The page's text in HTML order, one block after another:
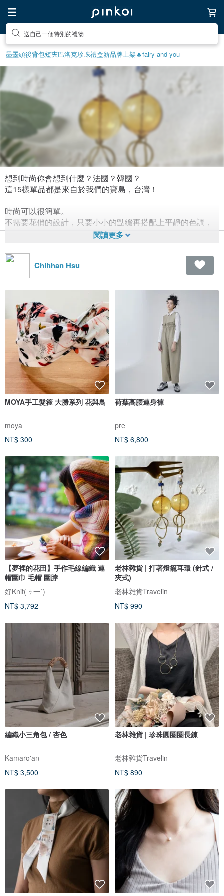
送自己一個特別的禮物
墨墨頭後背包短夾巴洛克珍珠禮盒新品牌上架🔥fairy and you
[MIT] 不費力的優雅_Fashion is
Being Yourself.
889 0
想到時尚你會想到什麼？法國？韓國？
這15樣單品都是來自於我們的寶島，台灣！
時尚可以很簡單。
不需要花俏的設計，只要小小的點綴再搭配上平靜的色調，
也能擁有專屬於你的穿搭力。
在這座寶島上，有很多默默閃耀著的新創品牌。
品牌的背後都蘊藏著耐人尋味的故事。
在發想idea的同時，也不忘兼顧環保概念。
在新的一年裡讓我們一起認識發掘更多來自MIT的驕傲吧！
Chihhan Hsu
MOYA手工髮箍 大勝系列 花與鳥
moya
NT$ 300
荷葉高腰連身褲
pre
NT$ 6,800
【夢裡的花田】手作毛線編織 連
帽圍巾 毛帽 圍脖
好Knit(ㄋ一ˋ)
NT$ 3,792
老林雜貨 | 打著燈籠耳環 (針式 /
夾式)
老林雜貨Travelin
NT$ 990
編織小三角包 / 杏色
Kamaro'an
NT$ 3,500
老林雜貨 | 珍珠圓圈圈長鍊
老林雜貨Travelin
NT$ 890